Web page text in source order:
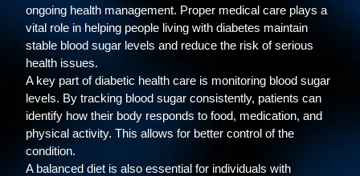
ongoing health management. Proper medical care plays a
vital role in helping people living with diabetes maintain
stable blood sugar levels and reduce the risk of serious
health issues.
A key part of diabetic health care is monitoring blood sugar
levels. By tracking blood sugar consistently, patients can
identify how their body responds to food, medication, and
physical activity. This allows for better control of the
condition.
A balanced diet is also essential for individuals with